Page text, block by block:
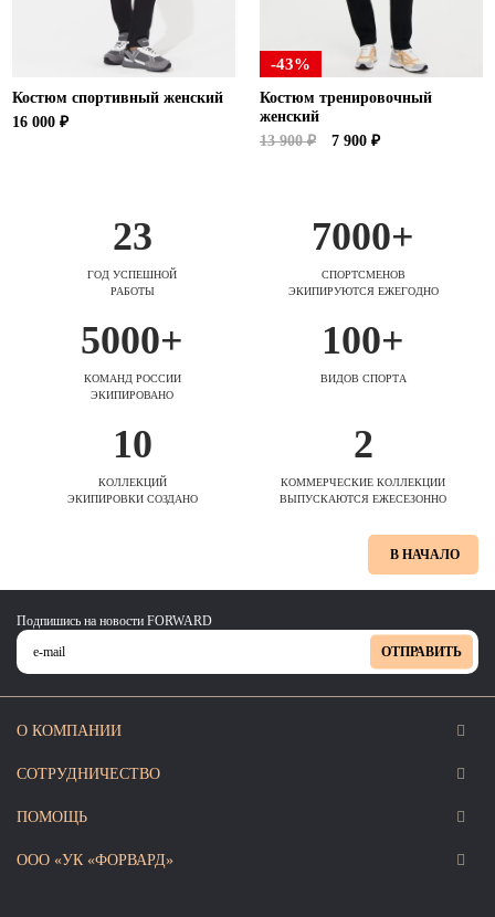
Костюм спортивный женский
16 000 ₽
-43%
Костюм тренировочный
женский
13 900 ₽
7 900 ₽
23
ГОД УСПЕШНОЙ
РАБОТЫ
7000+
СПОРТСМЕНОВ
ЭКИПИРУЮТСЯ ЕЖЕГОДНО
5000+
КОМАНД РОССИИ
ЭКИПИРОВАНО
100+
ВИДОВ СПОРТА
10
КОЛЛЕКЦИЙ
ЭКИПИРОВКИ СОЗДАНО
2
КОММЕРЧЕСКИЕ КОЛЛЕКЦИИ
ВЫПУСКАЮТСЯ ЕЖЕСЕЗОННО
В НАЧАЛО
Подпишись на новости FORWARD
ОТПРАВИТЬ
О КОМПАНИИ
СОТРУДНИЧЕСТВО
ПОМОЩЬ
ООО «УК «ФОРВАРД»